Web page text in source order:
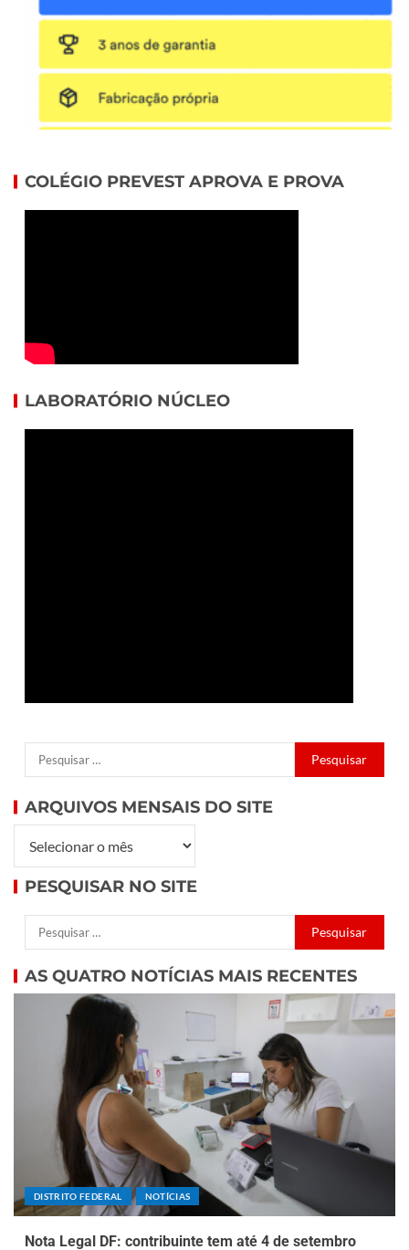
COLÉGIO PREVEST APROVA E PROVA
LABORATÓRIO NÚCLEO
ARQUIVOS MENSAIS DO SITE
PESQUISAR NO SITE
AS QUATRO NOTÍCIAS MAIS RECENTES
DISTRITO FEDERAL NOTÍCIAS
Nota Legal DF: contribuinte tem até 4 de setembro